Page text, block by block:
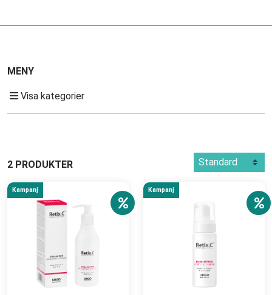
MENY
Visa kategorier
2 PRODUKTER
Kampanj Kampanj